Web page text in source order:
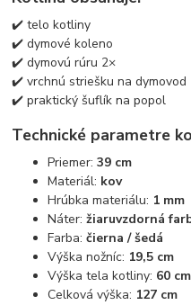
✔️ telo kotliny
✔️ dymové koleno
✔️ dymovú rúru 2×
✔️ vrchnú striešku na dymovod
✔️ praktický šuflík na popol
Technické parametre
Priemer:39 cm
Materiál: kov
Hrúbka materiálu: 1 mm
Náter:žiaruvzdorná
Farba:čierna / šedá
Výška nožníc: 19,5 cm
Výška tela kotliny: 60 cm
Celková výška: 127 cm